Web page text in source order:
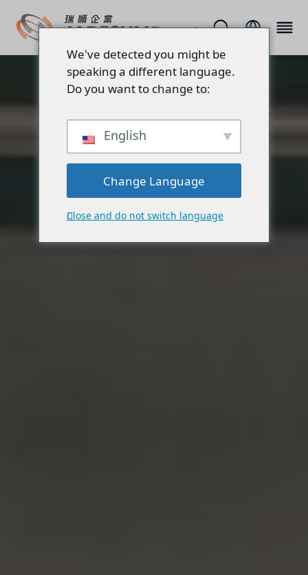
We've detected you might be
speaking a different language.
Do you want to change to:
English
Change Language
Close and do not switch language